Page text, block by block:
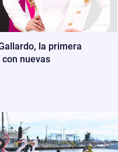
la primera
nuevas